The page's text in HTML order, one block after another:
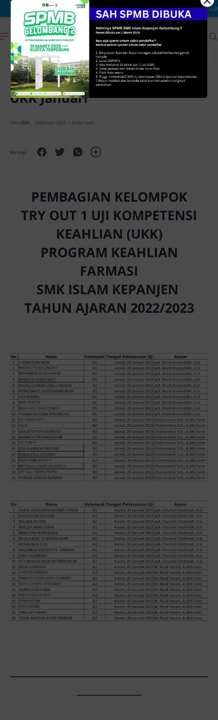
Pembagian Kelompok TO 1
UKK Januari
0 min read
PEMBAGIAN KELOMPOK
TRY OUT 1 UJI KOMPETENSI
KEAHLIAN (UKK)
PROGRAM KEAHLIAN
FARMASI
SMK ISLAM KEPANJEN
TAHUN AJARAN 2022/2023